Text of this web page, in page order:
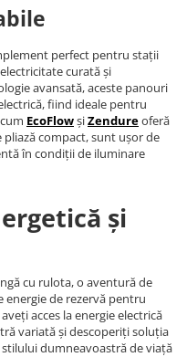
perfect pentru stații
curată și
avansată, aceste panouri
fiind ideale pentru
EcoFlowșiZendureoferă
compact, sunt ușor de
în condiții de iluminare
și
cu rulota, o aventură de
energie de rezervă pentru
acces la energie electrică
variată și descoperiți soluția
dumneavoastră de viață